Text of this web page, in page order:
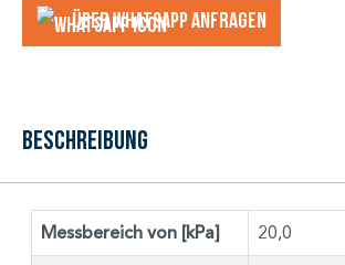
Über WhatsApp anfragеn
Beschreibung
Messbereich von [kPa] 20,0